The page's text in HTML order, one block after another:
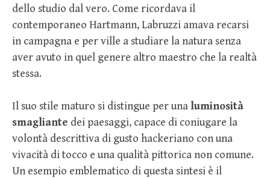
dello studio dal vero. Come ricordava il
contemporaneo Hartmann, Labruzzi amava recarsi
in campagna e per ville a studiare la natura senza
aver avuto in quel genere altro maestro che la realtà
stessa.
Il suo stile maturo si distingue per unaluminosità
smagliante dei paesaggi, capace di coniugare la
volontà descrittiva di gusto hackeriano con una
vivacità di tocco e una qualità pittorica non comune.
Un esempio emblematico di questa sintesi è il